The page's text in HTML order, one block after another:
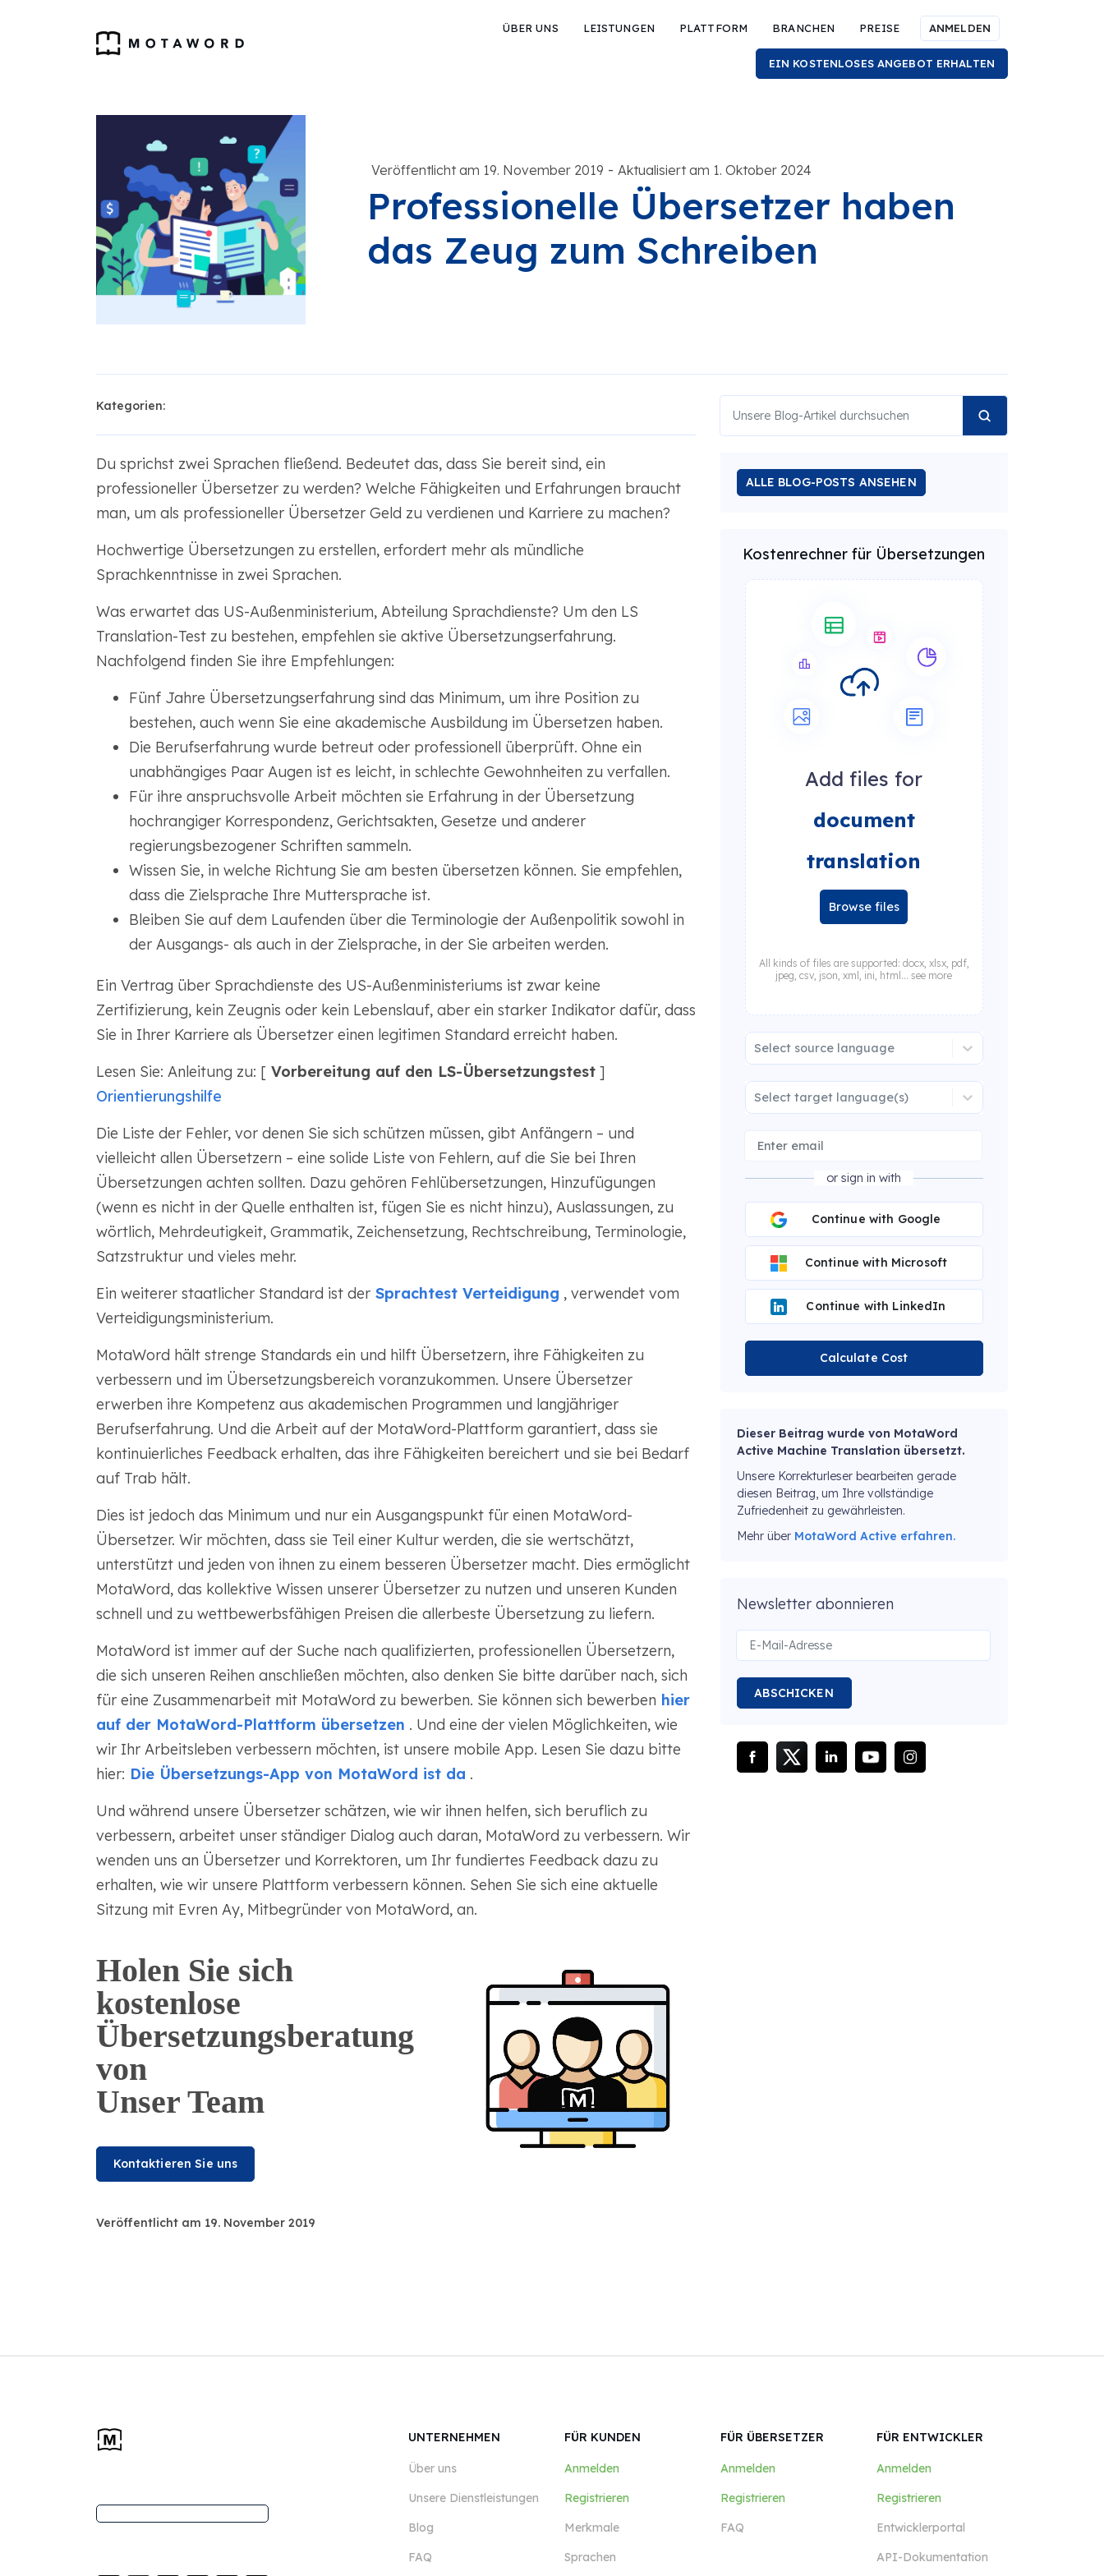
ÜBER UNS LEISTUNGEN PLATTFORM BRANCHEN PREISE ANMELDEN
EIN KOSTENLOSES ANGEBOT ERHALTEN
Veröffentlicht am 19. November 2019 - Aktualisiert am 1. Oktober 2024
Professionelle Übersetzer haben
das Zeug zum Schreiben
Kategorien:
Du sprichst zwei Sprachen fließend. Bedeutet das, dass Sie bereit sind, ein
professioneller Übersetzer zu werden? Welche Fähigkeiten und Erfahrungen braucht
man, um als professioneller Übersetzer Geld zu verdienen und Karriere zu machen?
Hochwertige Übersetzungen zu erstellen, erfordert mehr als mündliche
Sprachkenntnisse in zwei Sprachen.
Was erwartet das US-Außenministerium, Abteilung Sprachdienste? Um den LS
Translation-Test zu bestehen, empfehlen sie aktive Übersetzungserfahrung.
Nachfolgend finden Sie ihre Empfehlungen:
Fünf Jahre Übersetzungserfahrung sind das Minimum, um ihre Position zu
bestehen, auch wenn Sie eine akademische Ausbildung im Übersetzen haben.
Die Berufserfahrung wurde betreut oder professionell überprüft. Ohne ein
unabhängiges Paar Augen ist es leicht, in schlechte Gewohnheiten zu verfallen.
Für ihre anspruchsvolle Arbeit möchten sie Erfahrung in der Übersetzung
hochrangiger Korrespondenz, Gerichtsakten, Gesetze und anderer
regierungsbezogener Schriften sammeln.
Wissen Sie, in welche Richtung Sie am besten übersetzen können. Sie empfehlen,
dass die Zielsprache Ihre Muttersprache ist.
Bleiben Sie auf dem Laufenden über die Terminologie der Außenpolitik sowohl in
der Ausgangs- als auch in der Zielsprache, in der Sie arbeiten werden.
Ein Vertrag über Sprachdienste des US-Außenministeriums ist zwar keine
Zertifizierung, kein Zeugnis oder kein Lebenslauf, aber ein starker Indikator dafür, dass
Sie in Ihrer Karriere als Übersetzer einen legitimen Standard erreicht haben.
Lesen Sie: Anleitung zu: [Vorbereitung auf den LS-Übersetzungstest]
Orientierungshilfe
Die Liste der Fehler, vor denen Sie sich schützen müssen, gibt Anfängern – und
vielleicht allen Übersetzern – eine solide Liste von Fehlern, auf die Sie bei Ihren
Übersetzungen achten sollten. Dazu gehören Fehlübersetzungen, Hinzufügungen
(wenn es nicht in der Quelle enthalten ist, fügen Sie es nicht hinzu), Auslassungen, zu
wörtlich, Mehrdeutigkeit, Grammatik, Zeichensetzung, Rechtschreibung, Terminologie,
Satzstruktur und vieles mehr.
Ein weiterer staatlicher Standard ist derSprachtest Verteidigung , verwendet vom
Verteidigungsministerium.
MotaWord hält strenge Standards ein und hilft Übersetzern, ihre Fähigkeiten zu
verbessern und im Übersetzungsbereich voranzukommen. Unsere Übersetzer
erwerben ihre Kompetenz aus akademischen Programmen und langjähriger
Berufserfahrung. Und die Arbeit auf der MotaWord-Plattform garantiert, dass sie
kontinuierliches Feedback erhalten, das ihre Fähigkeiten bereichert und sie bei Bedarf
auf Trab hält.
Dies ist jedoch das Minimum und nur ein Ausgangspunkt für einen MotaWord-
Übersetzer. Wir möchten, dass sie Teil einer Kultur werden, die sie wertschätzt,
unterstützt und jeden von ihnen zu einem besseren Übersetzer macht. Dies ermöglicht
MotaWord, das kollektive Wissen unserer Übersetzer zu nutzen und unseren Kunden
schnell und zu wettbewerbsfähigen Preisen die allerbeste Übersetzung zu liefern.
MotaWord ist immer auf der Suche nach qualifizierten, professionellen Übersetzern,
die sich unseren Reihen anschließen möchten, also denken Sie bitte darüber nach, sich
für eine Zusammenarbeit mit MotaWord zu bewerben. Sie können sich bewerben hier
auf der MotaWord-Plattform übersetzen . Und eine der vielen Möglichkeiten, wie
wir Ihr Arbeitsleben verbessern möchten, ist unsere mobile App. Lesen Sie dazu bitte
hier: Die Übersetzungs-App von MotaWord ist da .
Und während unsere Übersetzer schätzen, wie wir ihnen helfen, sich beruflich zu
verbessern, arbeitet unser ständiger Dialog auch daran, MotaWord zu verbessern. Wir
wenden uns an Übersetzer und Korrektoren, um Ihr fundiertes Feedback dazu zu
erhalten, wie wir unsere Plattform verbessern können. Sehen Sie sich eine aktuelle
Sitzung mit Evren Ay, Mitbegründer von MotaWord, an.
Holen Sie sich
kostenlose
Übersetzungsberatung
von
Unser Team
Kontaktieren Sie uns
Veröffentlicht am 19. November 2019
ALLE BLOG-POSTS ANSEHEN
Kostenrechner für Übersetzungen
Add files for
document
translation
Browse files
All kinds of files are supported: docx, xlsx, pdf,
jpeg, csv, json, xml, ini, html... see more
Select source language
Select target language(s)
or sign in with
Continue with Google
Continue with Microsoft
Continue with LinkedIn
Calculate Cost
Dieser Beitrag wurde von MotaWord
Active Machine Translation übersetzt.
Unsere Korrekturleser bearbeiten gerade
diesen Beitrag, um Ihre vollständige
Zufriedenheit zu gewährleisten.
Mehr über MotaWord Active erfahren.
Newsletter abonnieren
ABSCHICKEN
UNTERNEHMEN
Über uns
Unsere Dienstleistungen
Blog
FAQ
FÜR KUNDEN
Anmelden
Registrieren
Merkmale
Sprachen
FÜR ÜBERSETZER
Anmelden
Registrieren
FAQ
FÜR ENTWICKLER
Anmelden
Registrieren
Entwicklerportal
API-Dokumentation